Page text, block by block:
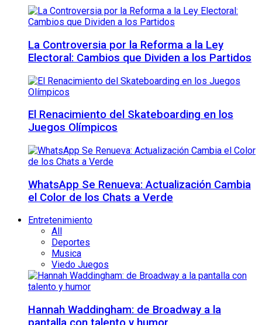
La Controversia por la Reforma a la Ley
Electoral: Cambios que Dividen a los Partidos
El Renacimiento del Skateboarding en los
Juegos Olímpicos
WhatsApp Se Renueva: Actualización Cambia
el Color de los Chats a Verde
Entretenimiento
All
Deportes
Musica
Viedo Juegos
Hannah Waddingham: de Broadway a la